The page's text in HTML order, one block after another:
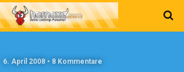
6. April 2008 • 8 Kommentare